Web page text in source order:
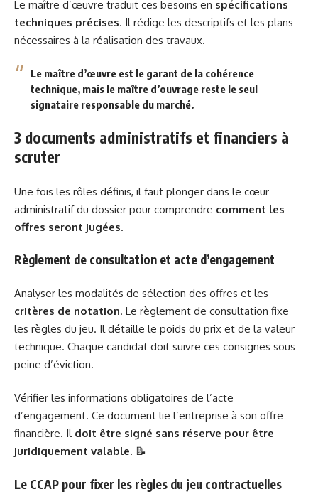
Le maître d’œuvre traduit ces besoins en spécifications
techniques précises. Il rédige les descriptifs et les plans
nécessaires à la réalisation des travaux.
Le maître d’œuvre est le garant de la cohérence
technique, mais le maître d’ouvrage reste le seul
signataire responsable du marché.
3 documents administratifs et financiers à
scruter
Une fois les rôles définis, il faut plonger dans le cœur
administratif du dossier pour comprendre comment les
offres seront jugées.
Règlement de consultation et acte d’engagement
Analyser les modalités de sélection des offres et les
critères de notation. Le règlement de consultation fixe
les règles du jeu. Il détaille le poids du prix et de la valeur
technique. Chaque candidat doit suivre ces consignes sous
peine d’éviction.
Vérifier les informations obligatoires de l’acte
d’engagement. Ce document lie l’entreprise à son offre
financière. Il doit être signé sans réserve pour être
juridiquement valable. 📝
Le CCAP pour fixer les règles du jeu contractuelles